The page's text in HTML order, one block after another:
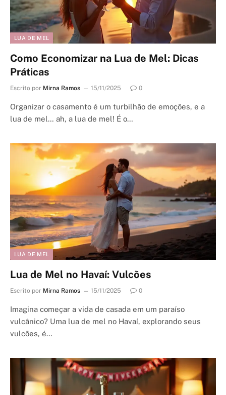
LUA DE MEL
Como Economizar na Lua de Mel: Dicas
Práticas
Escrito por Mirna Ramos 15/11/2025 0
Organizar o casamento é um turbilhão de emoções, e a
lua de mel… ah, a lua de mel! É o…
LUA DE MEL
Lua de Mel no Havaí: Vulcões
Escrito por Mirna Ramos 15/11/2025 0
Imagina começar a vida de casada em um paraíso
vulcânico? Uma lua de mel no Havaí, explorando seus
vulcões, é…